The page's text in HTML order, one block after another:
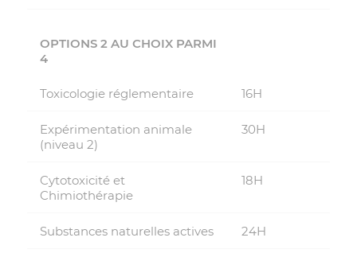
OPTIONS 2 AU CHOIX PARMI
4
Toxicologie réglementaire 16H
Expérimentation animale
(niveau 2)
30H
Cytotoxicité et
Chimiothérapie
18H
Substances naturelles actives 24H